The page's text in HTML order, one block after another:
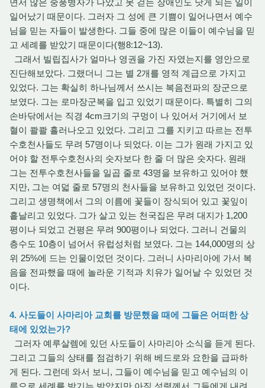
면서 많은 중풍병자가 나았고 못 걷는 장애인도 낫게 되는 일이
일어났기 때문이다. 그러자 그 성에 큰 기쁨이 일어나면서 예수
님을 믿는 자들이 발생한다. 그들 중에 많은 이들이 예수님을 믿
고 세례를 받았기 때문이다(행8:12~13).
그래서 빌립집사가 얼마나 영권을 가진 자였는지를 영안으로
진단해보았다. 그랬더니 그는 별 2개를 영적 계급으로 가지고
있었다. 그는 확실히 하나님께서 쓰시는 복음전파의 장군으로
보였다. 그는 로마장군복을 입고 있었기 때문이다. 특별히 그의
손바닦에서는 직경 4cm크기의 구멍이 나 있어서 거기에서 보
혈이 콸콸 흘러나오고 있었다. 그리고 그를 지키고 따르는 전투
수호천사들도 무려 57명이나 되었다. 이는 그가 원래 가지고 있
어야 할 전투수호천사의 숫자보다 한 줄 더 많은 숫자다. 원래
그는 전투수호천사들을 일곱 줄로 43명을 보유하고 있어야 했
지만, 그는 여덟 줄로 57명의 천사들을 보유하고 있었던 것이다.
그리고 생명책에서 그의 이름에 꽃들이 장식되어 있고 꽃잎이
흩날리고 있었다. 그가 살고 있는 천국집은 무려 대지가 1,200
평이나 되었고 건평은 무려 900평이나 되었다. 그러니 건물의
층수도 10층이 넘어서 유럽성처럼 보였다. 그는 144,000명의 상
위 25%에 드는 인물이었던 것이다. 그러니 사마리아에 가서 복
음을 전파했을 때에 놀라운 기적과 치유가 일어날 수 있었던 것
이다.
4. 사도들이 사마리아 교회를 방문했을 때에 그들은 어떠한 상
태에 있었는가?
그러자 예루살렘에 있던 사도들이 사마리아 소식을 듣게 된다.
그리고 그들의 상태를 점검하기 위해 베드로와 요한을 급파하
게 된다. 그런데 와서 보니, 그들이 예수님을 믿고 예수님의 이
름으로 세례를 받기는 받았지만 아직 성령께서 그들에게 내려